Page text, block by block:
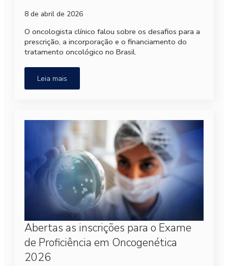
8 de abril de 2026
O oncologista clínico falou sobre os desafios para a
prescrição, a incorporação e o financiamento do
tratamento oncológico no Brasil.
Leia mais
Abertas as inscrições para o Exame
de Proficiência em Oncogenética
2026